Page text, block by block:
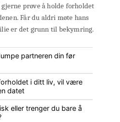
prøve å holde forholdet
Får du aldri møte hans
er det grunn til bekymring.
partneren din før
i ditt liv, vil være
datet
eller trenger du bare å